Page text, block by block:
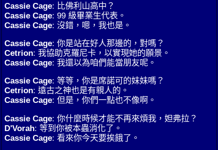
Cassie Cage: 比佛利山高中？
Cassie Cage: 99 級畢業生代表。
Cassie Cage: 沒錯，嗯，我也是。
Cassie Cage: 你是站在好人那邊的，對嗎？
Cetrion: 我協助克羅尼卡，以實現她的願景。
Cassie Cage: 我還以為咱們能當朋友呢。
Cassie Cage: 等等，你是席諾可的妹妹嗎？
Cetrion: 遠古之神也是有親人的。
Cassie Cage: 但是，你們一點也不像啊。
Cassie Cage: 你什麼時候才能不再來煩我，妲弗拉？
D'Vorah: 等到你被本蟲消化了。
Cassie Cage: 看來你今天要挨餓了。